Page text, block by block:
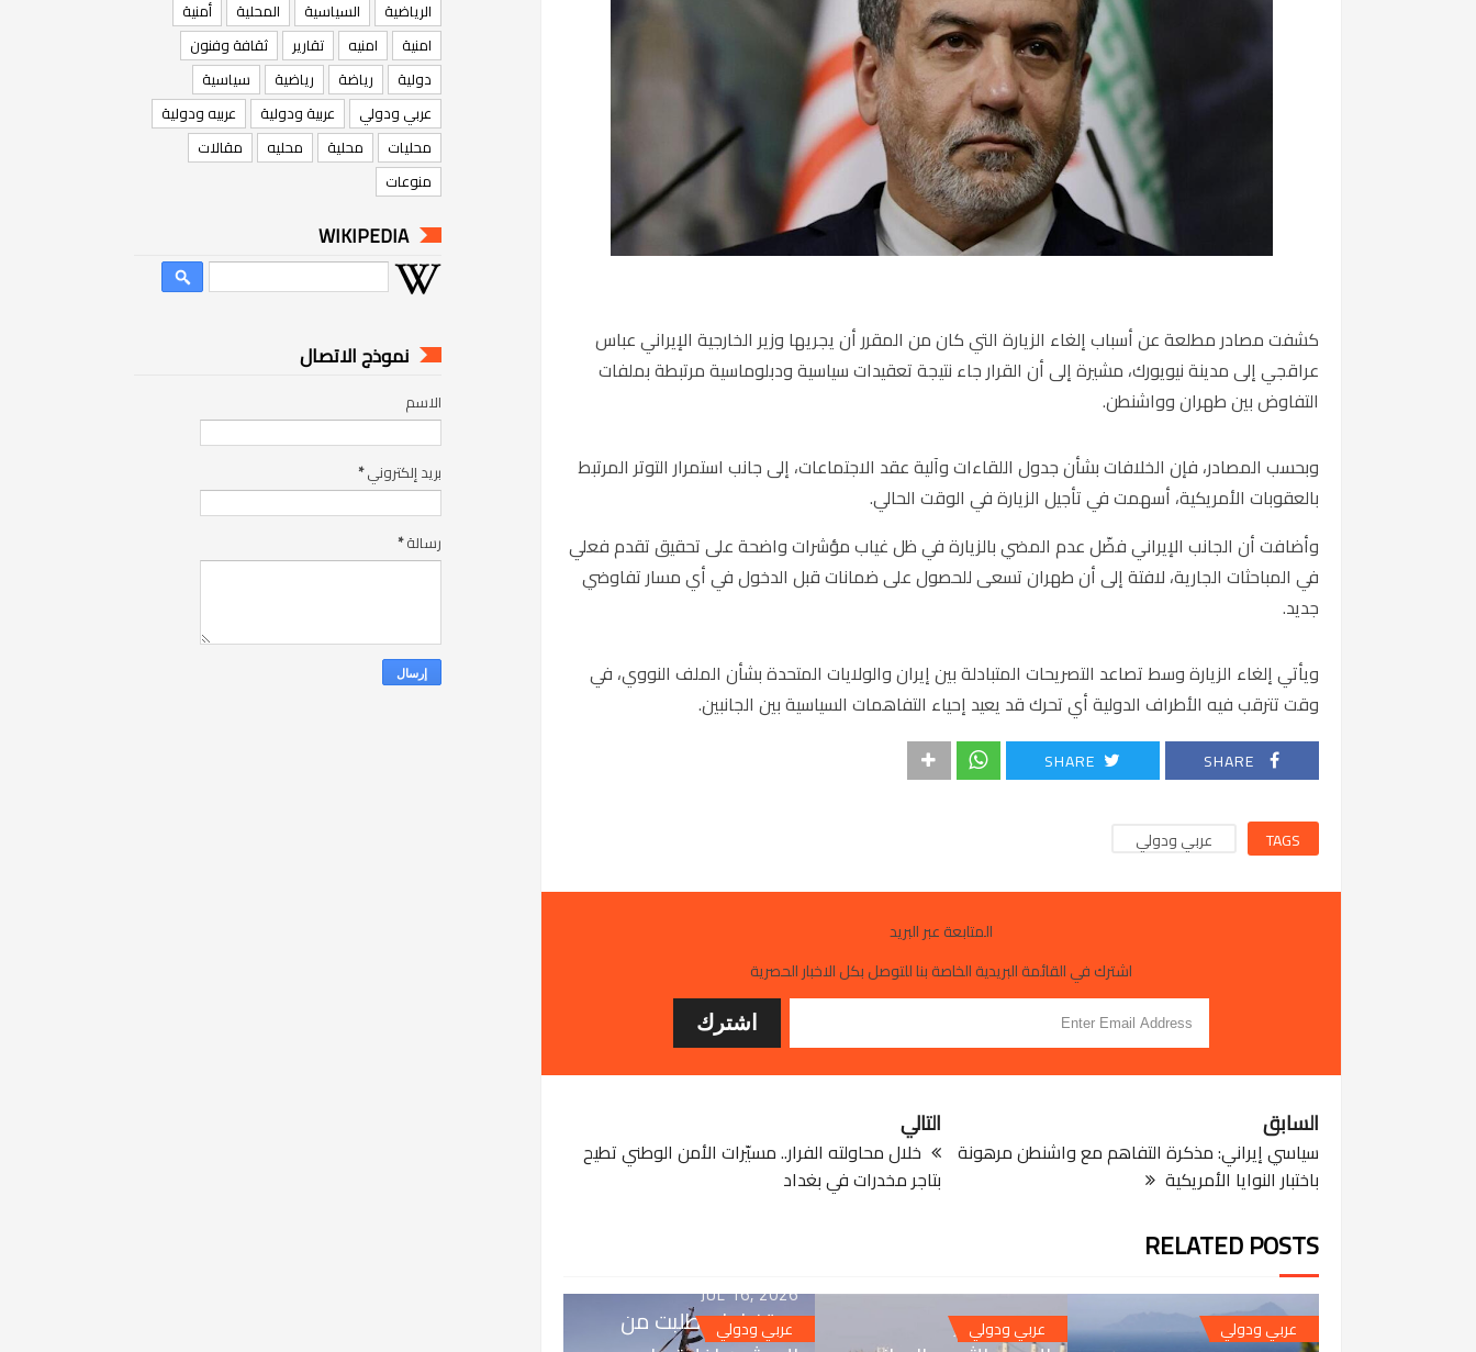
كشفت مصادر مطلعة عن أسباب إلغاء الزيارة التي كان من المقرر أن يجريها وزير الخارجية الإيراني عباس
عراقجي إلى مدينة نيويورك، مشيرة إلى أن القرار جاء نتيجة تعقيدات سياسية ودبلوماسية مرتبطة بملفات
التفاوض بين طهران وواشنطن.
وبحسب المصادر، فإن الخلافات بشأن جدول اللقاءات وآلية عقد الاجتماعات، إلى جانب استمرار التوتر المرتبط
بالعقوبات الأمريكية، أسهمت في تأجيل الزيارة في الوقت الحالي.
وأضافت أن الجانب الإيراني فضّل عدم المضي بالزيارة في ظل غياب مؤشرات واضحة على تحقيق تقدم فعلي
في المباحثات الجارية، لافتة إلى أن طهران تسعى للحصول على ضمانات قبل الدخول في أي مسار تفاوضي
جديد.
ويأتي إلغاء الزيارة وسط تصاعد التصريحات المتبادلة بين إيران والولايات المتحدة بشأن الملف النووي، في
وقت تترقب فيه الأطراف الدولية أي تحرك قد يعيد إحياء التفاهمات السياسية بين الجانبين.
SHARE
SHARE
TAGS عربي ودولي
المتابعة عبر البريد
اشترك في القائمة البريدية الخاصة بنا للتوصل بكل الاخبار الحصرية
التالي
خلال محاولته الفرار.. مسيّرات الأمن الوطني تطيح
بتاجر مخدرات في بغداد
السابق
سياسي إيراني: مذكرة التفاهم مع واشنطن مرهونة
باختبار النوايا الأمريكية
RELATED POSTS
عربي ودولي عربي ودولي
JUL 18, 2026 عربي ودولي
JUL 16, 2026
رويترز: إيران طلبت من
الرياضية
السياسية المحلية
أمنية
امنية
امنيه تقارير
ثقافة وفنون
دولية
رياضة رياضية
سياسية
عربي ودولي
عربية ودولية
عربيه ودولية
محليات
محلية محليه
مقالات
منوعات
WIKIPEDIA
نموذج الاتصال
الاسم
بريد إلكتروني*
رسالة*